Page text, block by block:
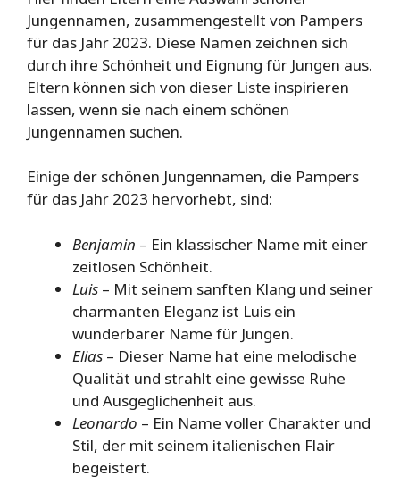
Jungennamen, zusammengestellt von Pampers
für das Jahr 2023. Diese Namen zeichnen sich
durch ihre Schönheit und Eignung für Jungen aus.
Eltern können sich von dieser Liste inspirieren
lassen, wenn sie nach einem schönen
Jungennamen suchen.
Einige der schönen Jungennamen, die Pampers
für das Jahr 2023 hervorhebt, sind:
Benjamin – Ein klassischer Name mit einer
zeitlosen Schönheit.
Luis – Mit seinem sanften Klang und seiner
charmanten Eleganz ist Luis ein
wunderbarer Name für Jungen.
Elias – Dieser Name hat eine melodische
Qualität und strahlt eine gewisse Ruhe
und Ausgeglichenheit aus.
Leonardo – Ein Name voller Charakter und
Stil, der mit seinem italienischen Flair
begeistert.